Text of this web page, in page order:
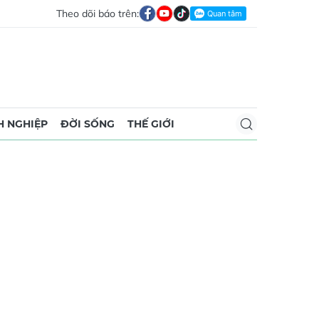
Theo dõi báo trên:
NGHIỆP ĐỜI SỐNG THẾ GIỚI